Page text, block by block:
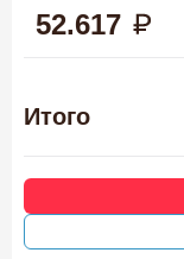
52.617
Итого